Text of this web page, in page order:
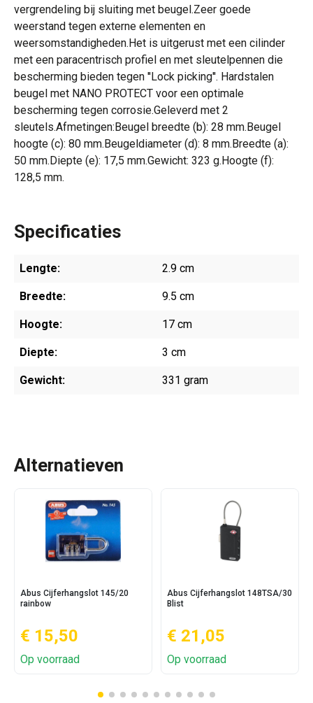
vergrendeling bij sluiting met beugel.Zeer goede
weerstand tegen externe elementen en
weersomstandigheden.Het is uitgerust met een cilinder
met een paracentrisch profiel en met sleutelpennen die
bescherming bieden tegen ''Lock picking''. Hardstalen
beugel met NANO PROTECT voor een optimale
bescherming tegen corrosie.Geleverd met 2
sleutels.Afmetingen:Beugel breedte (b): 28 mm.Beugel
hoogte (c): 80 mm.Beugeldiameter (d): 8 mm.Breedte (a):
50 mm.Diepte (e): 17,5 mm.Gewicht: 323 g.Hoogte (f):
128,5 mm.
Specificaties
Lengte: 2.9 cm
Breedte: 9.5 cm
Hoogte: 17 cm
Diepte: 3 cm
Gewicht: 331 gram
Alternatieven
Abus Cijferhangslot 145/20
rainbow
€ 15,50
Op voorraad
Abus Cijferhangslot 148TSA/30
Blist
€ 21,05
Op voorraad